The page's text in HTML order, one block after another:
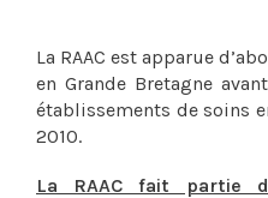
La RAAC est apparue
en Grande Bretagne
établissements de soins
2010.
La RAAC fait partie